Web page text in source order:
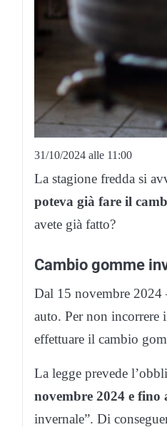
31/10/2024 alle 11:00
La stagione fredda si
poteva già fare il
avete già fatto?
Cambio gomme
Dal 15 novembre 2024
auto. Per non incorrere
effettuare il cambio
La legge prevede
novembre 2024 e fino
invernale”. Di